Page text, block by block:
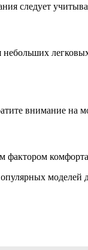
следует
внимание на
фактором
моделей